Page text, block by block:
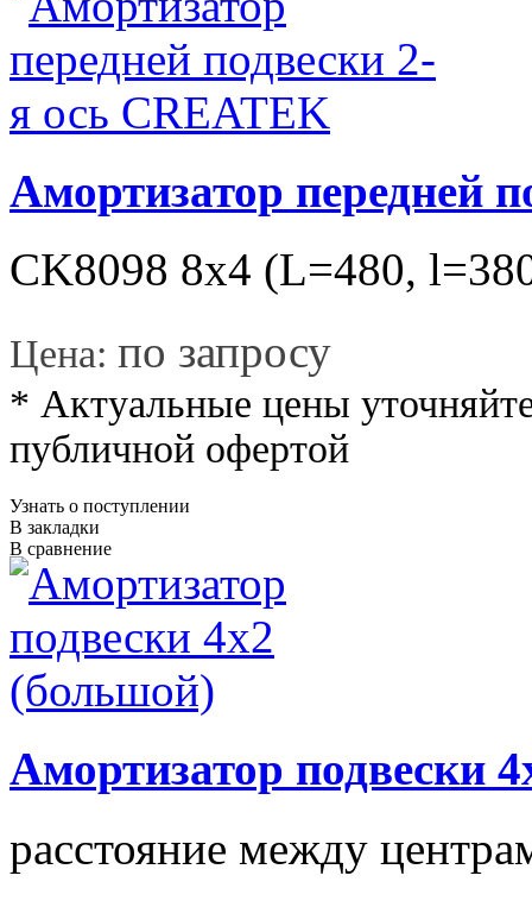
Амортизатор передней
CK8098 8х4 (L=480,
Цена: по запросу
* Актуальные цены
публичной офертой
Узнать о поступлении
В закладки
В сравнение
Амортизатор подвески
расстояние между